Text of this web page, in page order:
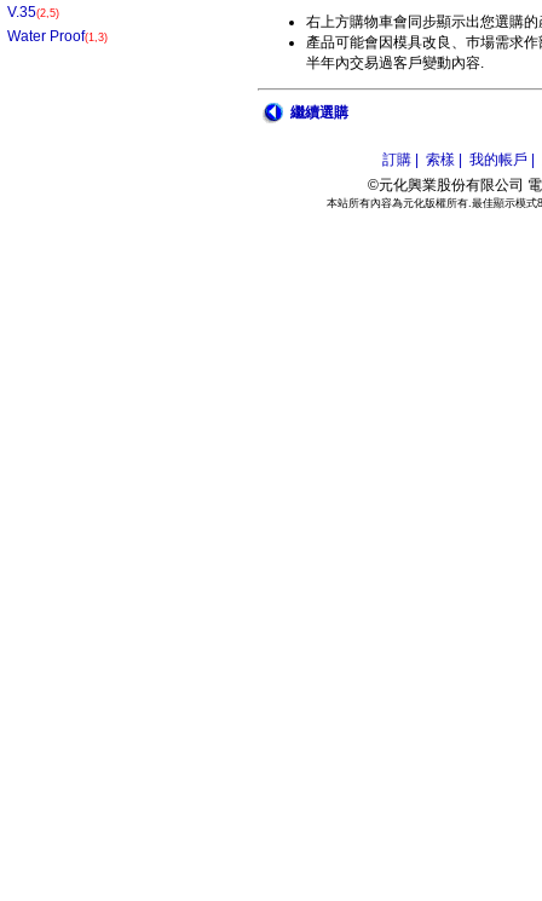
V.35(2,5)
Water Proof(1,3)
右上方購物車會同步顯示出您選購的
產品可能會因模具改良、巿場需求
半年內交易過客戶變動內容.
繼續選購
訂購 | 索樣 |
我的帳戶 |
©元化興業股份有限公司
本站所有內容為元化版權所有.最佳顯示模